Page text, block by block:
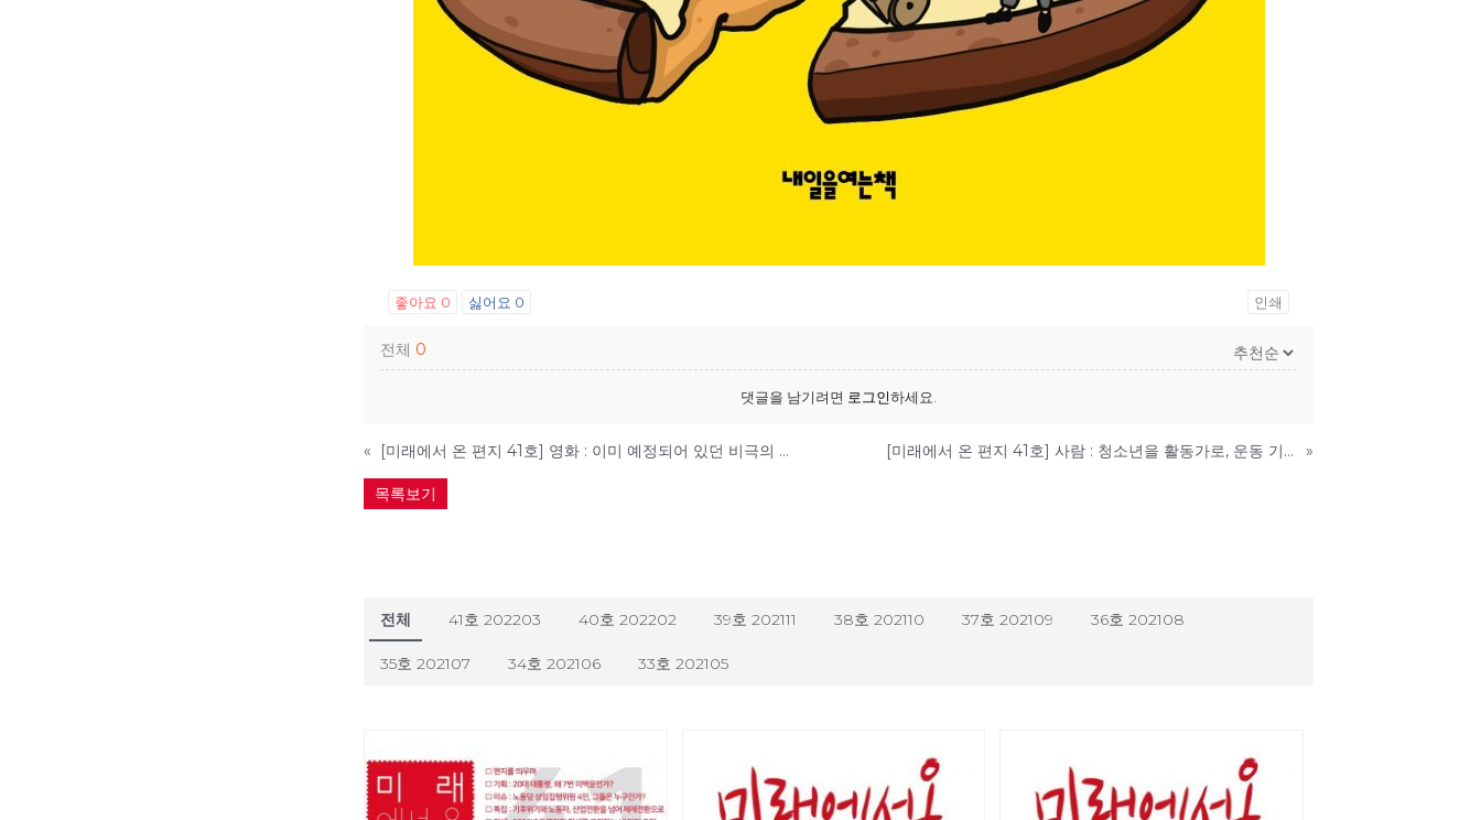
좋아요 0 싫어요 0 인쇄
전체 0
댓글을 남기려면 로그인하세요.
« [미래에서 온 편지 41호] 영화 : 이미 예정되어 있던 비극의 반복 – 나이트메어 앨리 [미래에서 온 편지 41호] 사람 : 청소년을 활동가로, 운동 기획자 고유미 »
목록보기
전체 41호 202203 40호 202202 39호 202111 38호 202110 37호 202109 36호 202108
35호 202107 34호 202106 33호 202105